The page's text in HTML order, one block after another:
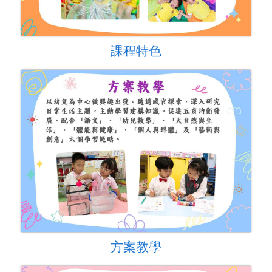
課程特色
方案教學